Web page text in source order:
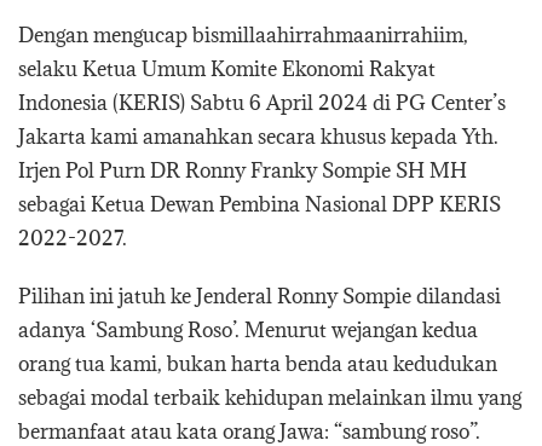
Dengan mengucap bismillaahirrahmaanirrahiim,
selaku Ketua Umum Komite Ekonomi Rakyat
Indonesia (KERIS) Sabtu 6 April 2024 di PG Center’s
Jakarta kami amanahkan secara khusus kepada Yth.
Irjen Pol Purn DR Ronny Franky Sompie SH MH
sebagai Ketua Dewan Pembina Nasional DPP KERIS
2022-2027.
Pilihan ini jatuh ke Jenderal Ronny Sompie dilandasi
adanya ‘Sambung Roso’. Menurut wejangan kedua
orang tua kami, bukan harta benda atau kedudukan
sebagai modal terbaik kehidupan melainkan ilmu yang
bermanfaat atau kata orang Jawa: “sambung roso”.